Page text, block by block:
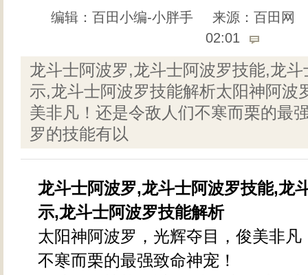
编辑：百田小编-小胖手 来源：百田网
02:01
龙斗士阿波罗,龙斗士阿波罗技能,龙
示,龙斗士阿波罗技能解析太阳神阿波
美非凡！还是令敌人们不寒而栗的最
罗的技能有以
龙斗士阿波罗,龙斗士阿波罗技能,龙
示,龙斗士阿波罗技能解析
太阳神阿波罗，光辉夺目，俊美非凡
不寒而栗的最强致命神宠！